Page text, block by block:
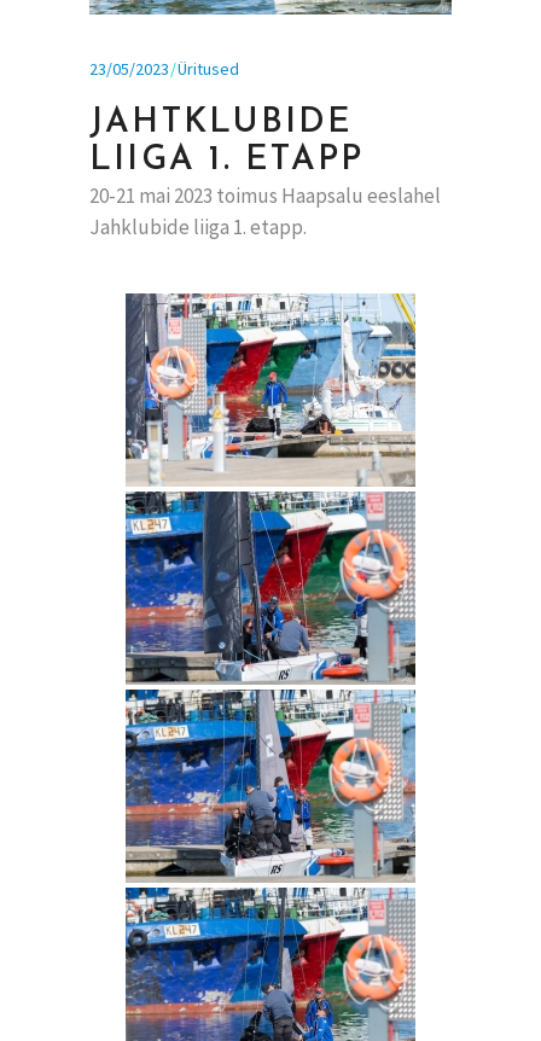
23/05/2023 Üritused
JAHTKLUBIDE
LIIGA 1. ETAPP
20-21 mai 2023 toimus Haapsalu eeslahel
Jahklubide liiga 1. etapp.